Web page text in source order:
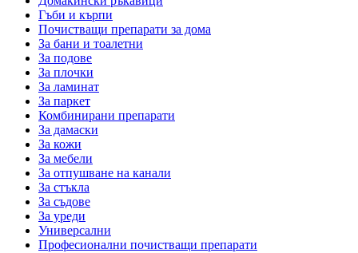
Гъби и кърпи
Почистващи препарати за дома
За бани и тоалетни
За подове
За плочки
За ламинат
За паркет
Комбинирани препарати
За дамаски
За кожи
За мебели
За отпушване на канали
За стъкла
За съдове
За уреди
Универсални
Професионални почистващи препарати